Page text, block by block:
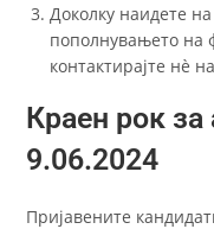
Доколку наидете
пополнувањето на
контактирајте нè
Краен рок
9.06.2024
Пријавените